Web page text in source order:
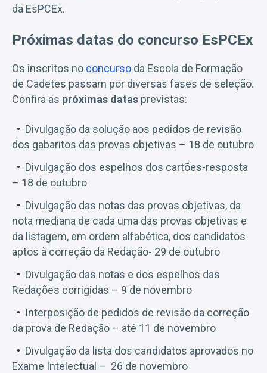
da EsPCEx.
Próximas datas do concurso EsPCEx
Os inscritos no concurso da Escola de Formação
de Cadetes passam por diversas fases de seleção.
Confira as próximas datas previstas:
Divulgação da solução aos pedidos de revisão
dos gabaritos das provas objetivas – 18 de outubro
Divulgação dos espelhos dos cartões-resposta
– 18 de outubro
Divulgação das notas das provas objetivas, da
nota mediana de cada uma das provas objetivas e
da listagem, em ordem alfabética, dos candidatos
aptos à correção da Redação- 29 de outubro
Divulgação das notas e dos espelhos das
Redações corrigidas – 9 de novembro
Interposição de pedidos de revisão da correção
da prova de Redação – até 11 de novembro
Divulgação da lista dos candidatos aprovados no
Exame Intelectual – 26 de novembro